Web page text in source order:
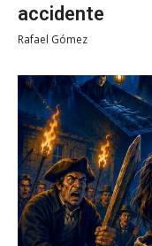
accidente
Rafael Gómez